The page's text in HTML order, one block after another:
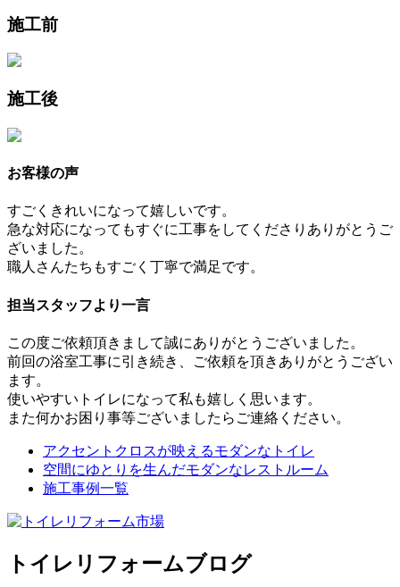
施工前
施工後
お客様の声
すごくきれいになって嬉しいです。
急な対応になってもすぐに工事をしてくださりありがとうご
ざいました。
職人さんたちもすごく丁寧で満足です。
担当スタッフより一言
この度ご依頼頂きまして誠にありがとうございました。
前回の浴室工事に引き続き、ご依頼を頂きありがとうござい
ます。
使いやすいトイレになって私も嬉しく思います。
また何かお困り事等ございましたらご連絡ください。
アクセントクロスが映えるモダンなトイレ
空間にゆとりを生んだモダンなレストルーム
施工事例一覧
トイレリフォームブログ